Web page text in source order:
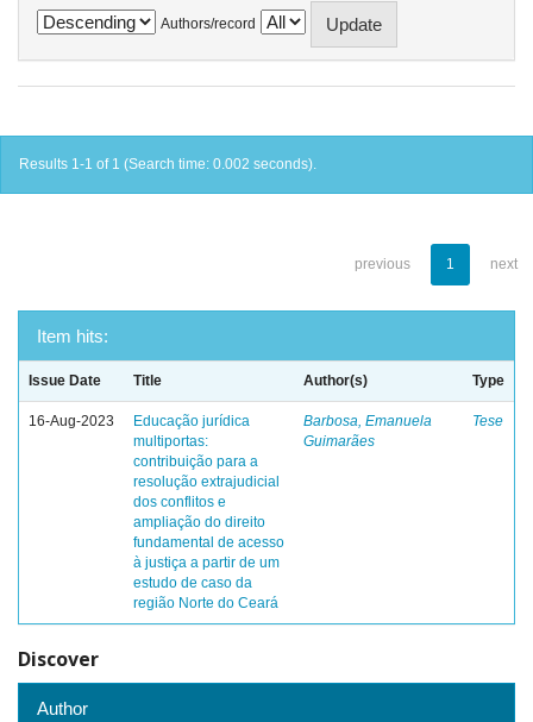
Authors/record
Results 1-1 of 1 (Search time: 0.002 seconds).
previous 1 next
Item hits:
Issue Date Title Author(s) Type
16-Aug-2023
Educação jurídica
multiportas:
contribuição para a
resolução extrajudicial
dos conflitos e
ampliação do direito
fundamental de acesso
à justiça a partir de um
estudo de caso da
região Norte do Ceará
Barbosa, Emanuela
Guimarães
Tese
Discover
Author